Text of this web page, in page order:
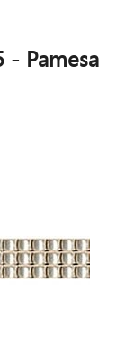
Pamesa